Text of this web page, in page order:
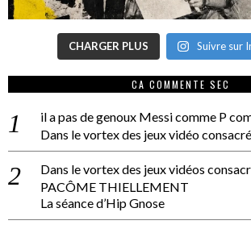
CHARGER PLUS Suivre sur
CA COMMENTE SEC
il a pas de genoux Messi comme P
Dans le vortex des jeux vidéo
Dans le vortex des jeux vidéos
PACÔME THIELLEMENT
La séance d’Hip Gnose